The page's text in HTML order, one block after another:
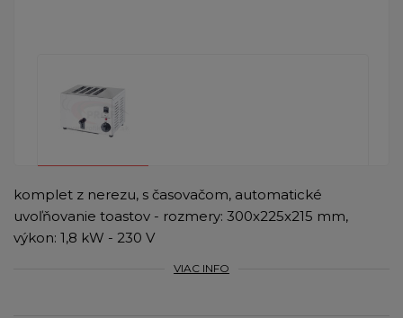
komplet z nerezu, s časovačom, automatické
uvoľňovanie toastov - rozmery: 300x225x215 mm,
výkon: 1,8 kW - 230 V
VIAC INFO